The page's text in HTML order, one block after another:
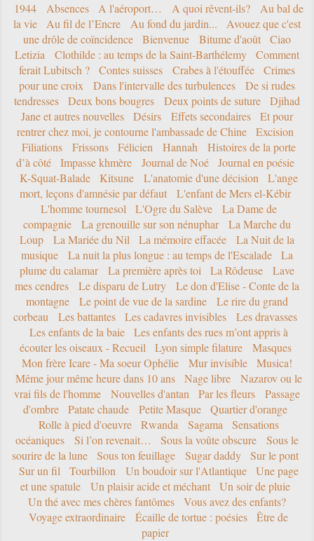
1944 Absences A l'aéroport… A quoi rêvent-ils?
Au bal de
la vie
Au fil de l’Encre Au fond du jardin...
Avouez que c'est
une drôle de coïncidence
Bienvenue Bitume d'août
Ciao
Letizia
Clothilde : au temps de la Saint-Barthélemy
Comment
ferait Lubitsch ?
Contes suisses Crabes à l'étouffée
Crimes
pour une croix
Dans l'intervalle des turbulences
De si rudes
tendresses
Deux bons bougres Deux points de suture
Djihad
Jane et autres nouvelles
Désirs Effets secondaires
Et pour
rentrer chez moi, je contourne l'ambassade de Chine
Excision
Filiations
Frissons Félicien Hannah
Histoires de la porte
d’à côté
Impasse khmère Journal de Noé
Journal en poésie
K-Squat-Balade
Kitsune L'anatomie d'une décision
L'ange
mort, leçons d'amnésie par défaut
L'enfant de Mers el-Kébir
L'homme tournesol
L'Ogre du Salève
La Dame de
compagnie
La grenouille sur son nénuphar
La Marche du
Loup
La Mariée du Nil La mémoire effacée
La Nuit de la
musique
La nuit la plus longue : au temps de l'Escalade
La
plume du calamar
La première après toi La Rôdeuse
Lave
mes cendres
Le disparu de Lutry
Le don d'Elise - Conte de la
montagne
Le point de vue de la sardine
Le rire du grand
corbeau
Les battantes Les cadavres invisibles
Les dravasses
Les enfants de la baie
Les enfants des rues m’ont appris à
écouter les oiseaux - Recueil
Lyon simple filature
Masques
Mon frère Icare - Ma soeur Ophélie
Mur invisible
Musica!
Même jour même heure dans 10 ans
Nage libre
Nazarov ou le
vrai fils de l'homme
Nouvelles d'antan Par les fleurs
Passage
d'ombre
Patate chaude Petite Masque
Quartier d'orange
Rolle à pied d'oeuvre
Rwanda Sagama
Sensations
océaniques
Si l’on revenait… Sous la voûte obscure
Sous le
sourire de la lune
Sous ton feuillage Sugar daddy
Sur le pont
Sur un fil
Tourbillon Un boudoir sur l'Atlantique
Une page
et une spatule
Un plaisir acide et méchant
Un soir de pluie
Un thé avec mes chères fantômes
Vous avez des enfants?
Voyage extraordinaire
Écaille de tortue : poésies
Être de
papier